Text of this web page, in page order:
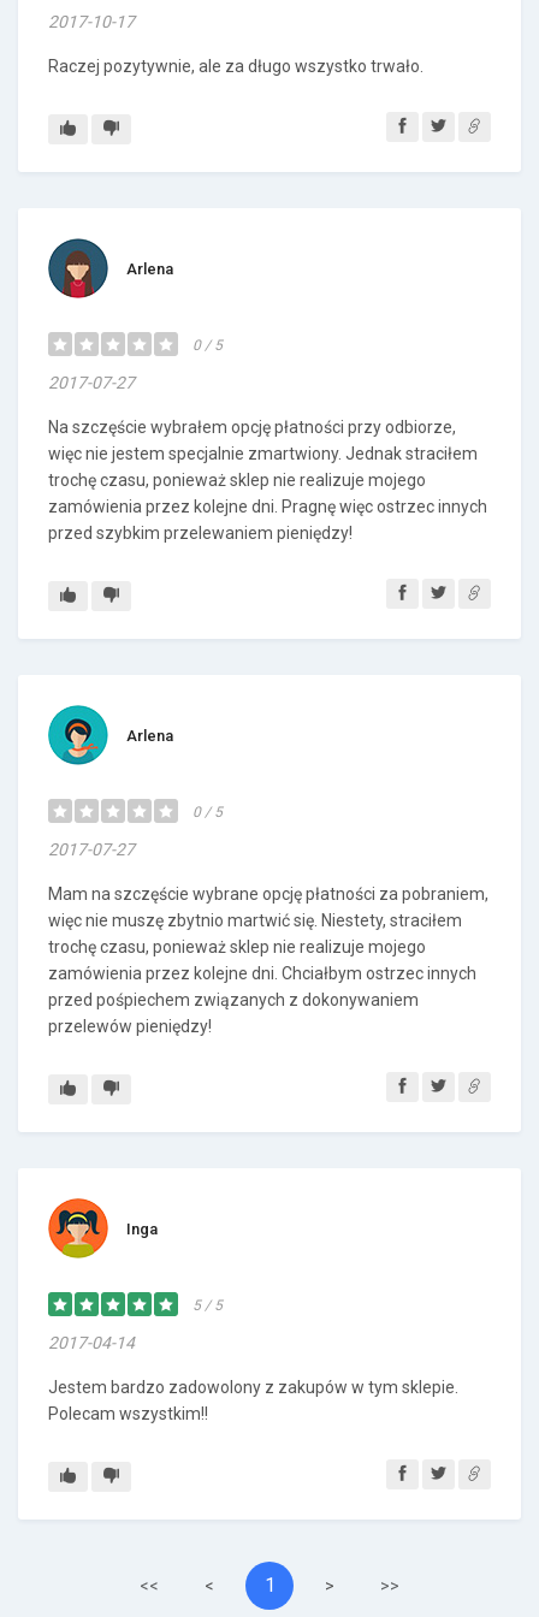
2017-10-17
Raczej pozytywnie, ale za długo wszystko trwało.
Arlena
0 / 5
2017-07-27
Na szczęście wybrałem opcję płatności przy odbiorze,
więc nie jestem specjalnie zmartwiony. Jednak straciłem
trochę czasu, ponieważ sklep nie realizuje mojego
zamówienia przez kolejne dni. Pragnę więc ostrzec innych
przed szybkim przelewaniem pieniędzy!
Arlena
0 / 5
2017-07-27
Mam na szczęście wybrane opcję płatności za pobraniem,
więc nie muszę zbytnio martwić się. Niestety, straciłem
trochę czasu, ponieważ sklep nie realizuje mojego
zamówienia przez kolejne dni. Chciałbym ostrzec innych
przed pośpiechem związanych z dokonywaniem
przelewów pieniędzy!
Inga
5 / 5
2017-04-14
Jestem bardzo zadowolony z zakupów w tym sklepie.
Polecam wszystkim!!
<< < 1 > >>